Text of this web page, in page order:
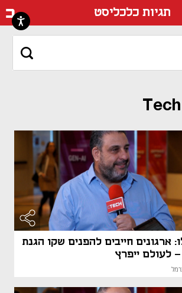
תגיות כלכליסט
ארגונים חייבים להפנים שקו הגנת
לעולם ייפרץ